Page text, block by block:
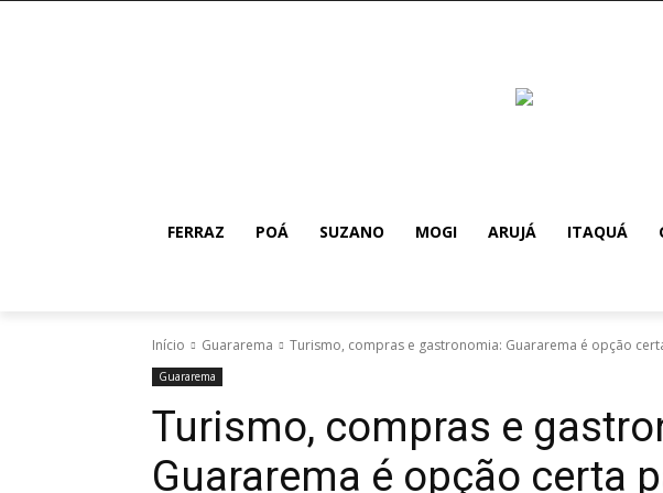
FERRAZ POÁ SUZANO MOGI ARUJÁ ITAQUÁ
Início Guararema Turismo, compras e gastronomia: Guararema é opção
Guararema
Turismo, compras e
Guararema é opção certa